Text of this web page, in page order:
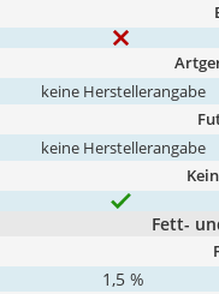
keine Herstellerangabe
keine Herstellerangabe
Fett-
1,5 %